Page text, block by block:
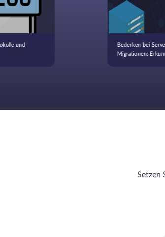
und Bedenken bei
Migrationen:
Setzen